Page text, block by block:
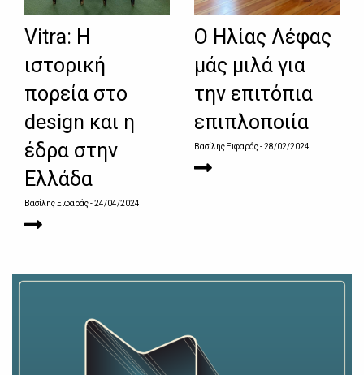
Vitra: Η
ιστορική
πορεία στο
design και η
έδρα στην
Ελλάδα
Βασίλης Ξιφαράς- 24/04/2024
Ο Ηλίας Λέφας
μάς μιλά για
την επιτόπια
επιπλοποιία
Βασίλης Ξιφαράς- 28/02/2024